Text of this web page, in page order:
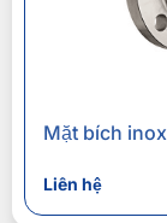
Liên hệ